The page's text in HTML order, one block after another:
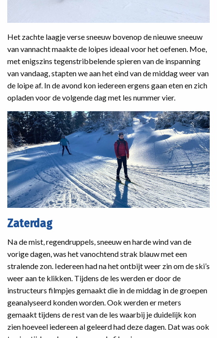
Het zachte laagje verse sneeuw bovenop de nieuwe sneeuw
van vannacht maakte de loipes ideaal voor het oefenen. Moe,
met enigszins tegenstribbelende spieren van de inspanning
van vandaag, stapten we aan het eind van de middag weer van
de loipe af. In de avond kon iedereen ergens gaan eten en zich
opladen voor de volgende dag met les nummer vier.
Zaterdag
Na de mist, regendruppels, sneeuw en harde wind van de
vorige dagen, was het vanochtend strak blauw met een
stralende zon. Iedereen had na het ontbijt weer zin om de ski’s
weer aan te klikken. Tijdens de les werden er door de
instructeurs filmpjes gemaakt die in de middag in de groepen
geanalyseerd konden worden. Ook werden er meters
gemaakt tijdens de rest van de les waarbij je duidelijk kon
zien hoeveel iedereen al geleerd had deze dagen. Dat was ook